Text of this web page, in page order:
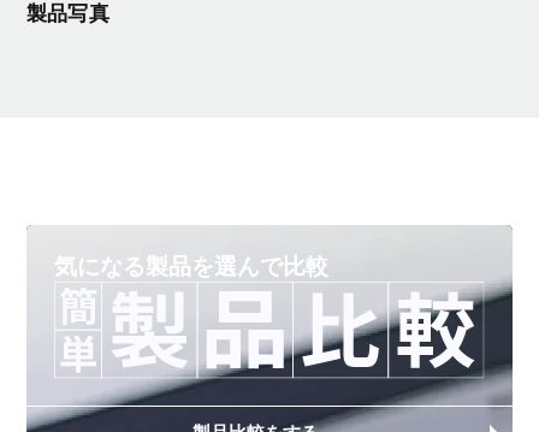
製品写真
気になる製品を選んで比較